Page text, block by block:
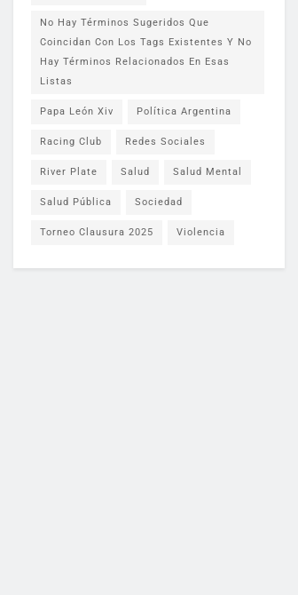
No Hay Términos Sugeridos Que
Coincidan Con Los Tags Existentes Y No
Hay Términos Relacionados En Esas
Listas
Papa León Xiv Política Argentina
Racing Club Redes Sociales
River Plate Salud Salud Mental
Salud Pública Sociedad
Torneo Clausura 2025 Violencia